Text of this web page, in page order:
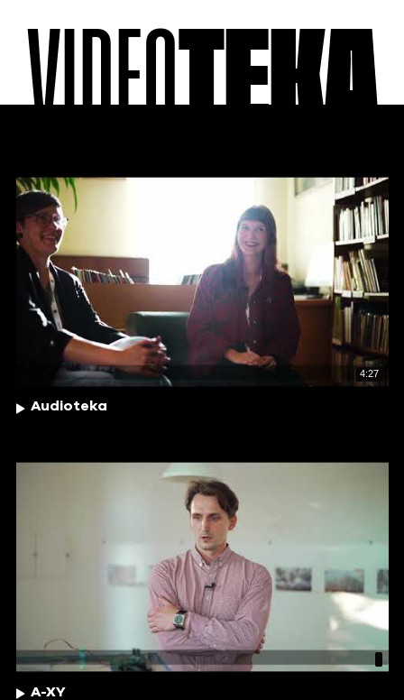
VIDEOTEKA
4:27
Audioteka
A-XY